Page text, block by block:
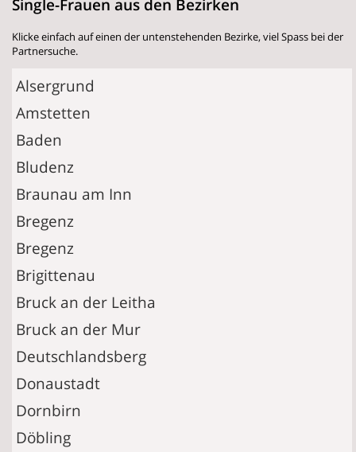
Single-Frauen aus den Bezirken
Klicke einfach auf einen der untenstehenden Bezirke, viel Spass bei der
Partnersuche.
Alsergrund
Amstetten
Baden
Bludenz
Braunau am Inn
Bregenz
Bregenz
Brigittenau
Bruck an der Leitha
Bruck an der Mur
Deutschlandsberg
Donaustadt
Dornbirn
Döbling